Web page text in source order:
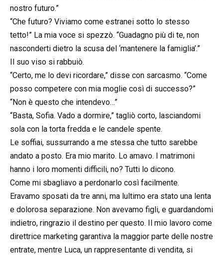
nostro futuro.”
“Che futuro? Viviamo come estranei sotto lo stesso
tetto!” La mia voce si spezzò. “Guadagno più di te, non
nasconderti dietro la scusa del ‘mantenere la famiglia’.”
Il suo viso si rabbuiò.
“Certo, me lo devi ricordare,” disse con sarcasmo. “Come
posso competere con mia moglie così di successo?”
“Non è questo che intendevo…”
“Basta, Sofia. Vado a dormire,” tagliò corto, lasciandomi
sola con la torta fredda e le candele spente.
Le soffiai, sussurrando a me stessa che tutto sarebbe
andato a posto. Era mio marito. Lo amavo. I matrimoni
hanno i loro momenti difficili, no? Tutti lo dicono.
Come mi sbagliavo a perdonarlo così facilmente.
Eravamo sposati da tre anni, ma lultimo era stato una lenta
e dolorosa separazione. Non avevamo figli, e guardandomi
indietro, ringrazio il destino per questo. Il mio lavoro come
direttrice marketing garantiva la maggior parte delle nostre
entrate, mentre Luca, un rappresentante di vendita, si